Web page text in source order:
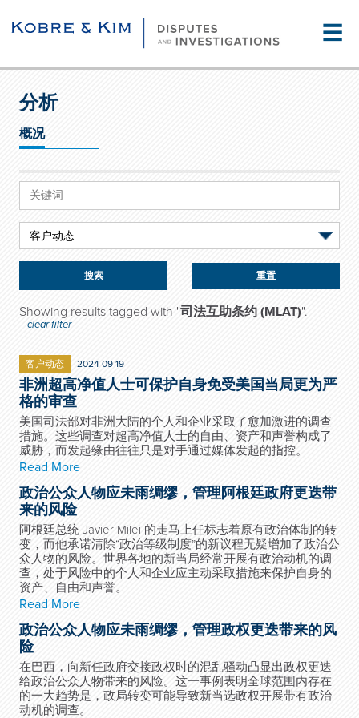
☰
分析
概况
重置
Showing results tagged with "司法互助条约 (MLAT)".
clear filter
客户动态 2024 09 19
非洲超高净值人士可保护自身免受美国当局更为严
格的审查
美国司法部对非洲大陆的个人和企业采取了愈加激进的调查
措施。这些调查对超高净值人士的自由、资产和声誉构成了
威胁，而发起缘由往往只是对手通过媒体发起的指控。
Read More
政治公众人物应未雨绸缪，管理阿根廷政府更迭带
来的风险
阿根廷总统 Javier Milei 的走马上任标志着原有政治体制的转
变，而他承诺清除“政治等级制度”的新议程无疑增加了政治公
众人物的风险。世界各地的新当局经常开展有政治动机的调
查，处于风险中的个人和企业应主动采取措施来保护自身的
资产、自由和声誉。
Read More
政治公众人物应未雨绸缪，管理政权更迭带来的风
险
在巴西，向新任政府交接政权时的混乱骚动凸显出政权更迭
给政治公众人物带来的风险。这一事例表明全球范围内存在
的一大趋势是，政局转变可能导致新当选政权开展带有政治
动机的调查。